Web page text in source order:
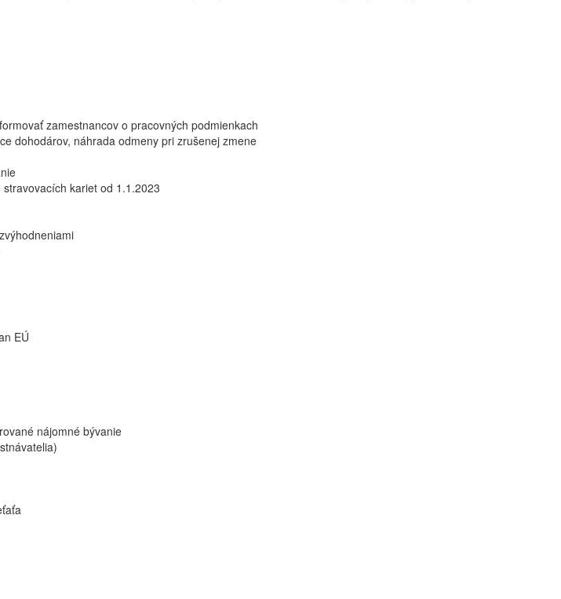
zamestnancov o pracovných podmienkach
dohodárov, náhrada odmeny pri zrušenej zmene
kariet od 1.1.2023
EÚ
nájomné bývanie